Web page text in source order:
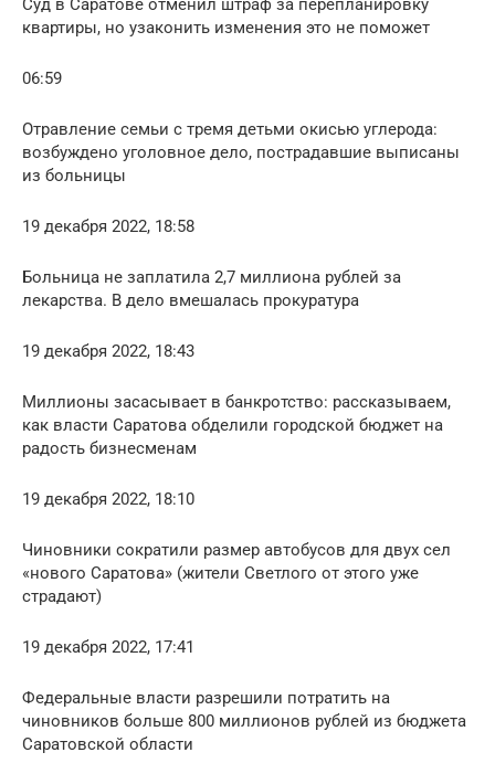
Суд в Саратове отменил штраф за перепланировку
квартиры, но узаконить изменения это не поможет
06:59
Отравление семьи с тремя детьми окисью углерода:
возбуждено уголовное дело, пострадавшие выписаны
из больницы
19 декабря 2022, 18:58
Больница не заплатила 2,7 миллиона рублей за
лекарства. В дело вмешалась прокуратура
19 декабря 2022, 18:43
Миллионы засасывает в банкротство: рассказываем,
как власти Саратова обделили городской бюджет на
радость бизнесменам
19 декабря 2022, 18:10
Чиновники сократили размер автобусов для двух сел
«нового Саратова» (жители Светлого от этого уже
страдают)
19 декабря 2022, 17:41
Федеральные власти разрешили потратить на
чиновников больше 800 миллионов рублей из бюджета
Саратовской области